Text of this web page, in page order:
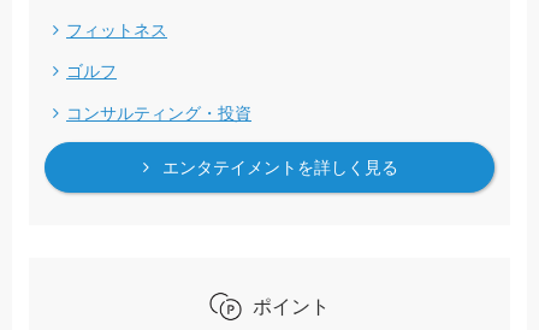
フィットネス
ゴルフ
コンサルティング・投資
エンタテイメントを詳しく見る
ポイント